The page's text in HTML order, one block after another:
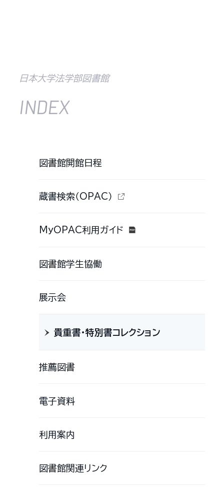
日本大学法学部図書館
INDEX
図書館開館日程
蔵書検索（OPAC）
MyOPAC利用ガイド
図書館学生協働
展示会
貴重書・特別書コレクション
推薦図書
電子資料
利用案内
図書館関連リンク